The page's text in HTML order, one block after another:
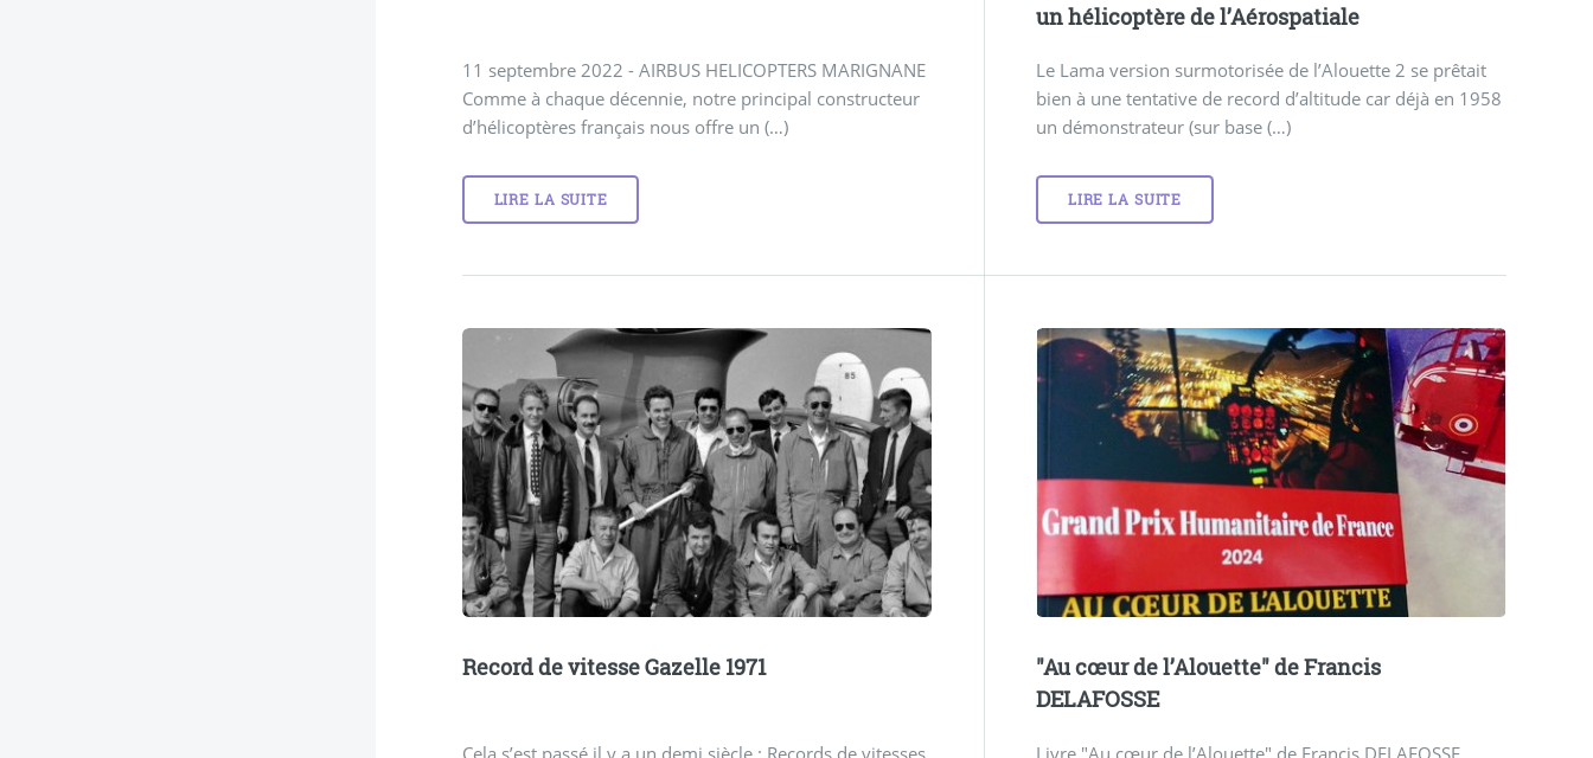
11 septembre 2022 - AIRBUS HELICOPTERS MARIGNANE
Comme à chaque décennie, notre principal constructeur
d’hélicoptères français nous offre un (…)
LIRE LA SUITE
un hélicoptère de l’Aérospatiale
Le Lama version surmotorisée de l’Alouette 2 se prêtait
bien à une tentative de record d’altitude car déjà en 1958
un démonstrateur (sur base (…)
LIRE LA SUITE
Record de vitesse Gazelle 1971
Cela s’est passé il y a un demi siècle : Records de vitesses
"Au cœur de l’Alouette" de Francis
DELAFOSSE
Livre "Au cœur de l’Alouette" de Francis DELAFOSSE